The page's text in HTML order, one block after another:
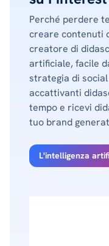
Perché perdere
creare contenuti
creatore di
artificiale, facile
strategia di
accattivanti
tempo e ricevi
tuo brand
L'intelligenza